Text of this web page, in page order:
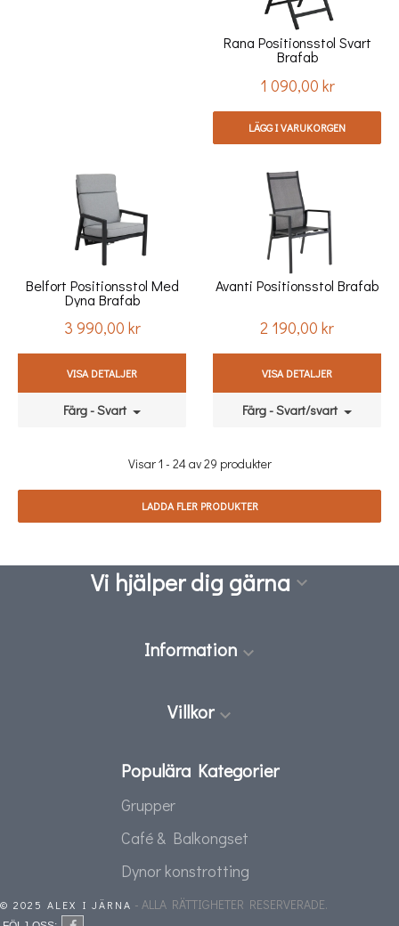
Rana Positionsstol Svart
Brafab
Pris
1 090,00 kr
LÄGG I VARUKORGEN
Belfort Positionsstol Med
Dyna Brafab
Pris
3 990,00 kr
VISA DETALJER
Färg - Svart
Avanti Positionsstol Brafab
Pris
2 190,00 kr
VISA DETALJER
Färg - Svart/svart
Visar 1 - 24 av 29 produkter
LADDA FLER PRODUKTER
Vi hjälper dig gärna 
Information 
Villkor 
Populära Kategorier
Grupper
Café & Balkongset
Dynor konstrotting
© 2025 ALEX I JÄRNA - ALLA RÄTTIGHETER RESERVERADE.